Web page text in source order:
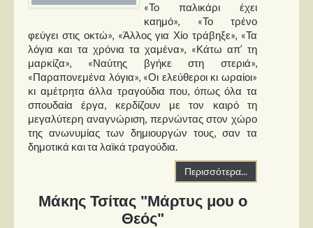
«Το παλικάρι έχει
καημό», «Το τρένο
φεύγει στις οκτώ», «Άλλος για Χίο τράβηξε», «Τα
λόγια και τα χρόνια τα χαμένα», «Κάτω απ’ τη
μαρκίζα», «Ναύτης βγήκε στη στεριά»,
«Παραπονεμένα λόγια», «Οι ελεύθεροι κι ωραίοι»
κι αμέτρητα άλλα τραγούδια που, όπως όλα τα
σπουδαία έργα, κερδίζουν με τον καιρό τη
μεγαλύτερη αναγνώριση, περνώντας στον χώρο
της ανωνυμίας των δημιουργών τους, σαν τα
δημοτικά και τα λαϊκά τραγούδια.
Περισσότερα...
Μάκης Τσίτας "Μάρτυς μου ο
Θεός"